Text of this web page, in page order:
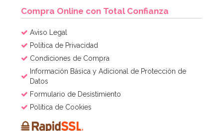
Compra Online con Total Confianza
Aviso Legal
Política de Privacidad
Condiciones de Compra
Información Básica y Adicional de Protección de
Datos
Formulario de Desistimiento
Política de Cookies